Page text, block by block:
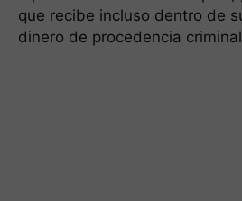
que recibe incluso dentro de
dinero de procedencia